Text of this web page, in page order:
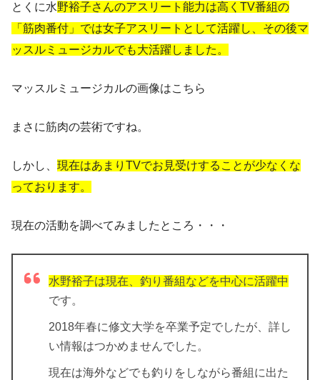
とくに水野裕子さんのアスリート能力は高くTV番組の
「筋肉番付」では女子アスリートとして活躍し、その後マ
ッスルミュージカルでも大活躍しました。
マッスルミュージカルの画像はこちら
まさに筋肉の芸術ですね。
しかし、 現在はあまりTVでお見受けすることが少なくな
っております。
現在の活動を調べてみましたところ・・・
水野裕子は現在、釣り番組などを中心に活躍中
です。
2018年春に修文大学を卒業予定でしたが、詳し
い情報はつかめませんでした。
現在は海外などでも釣りをしながら番組に出た